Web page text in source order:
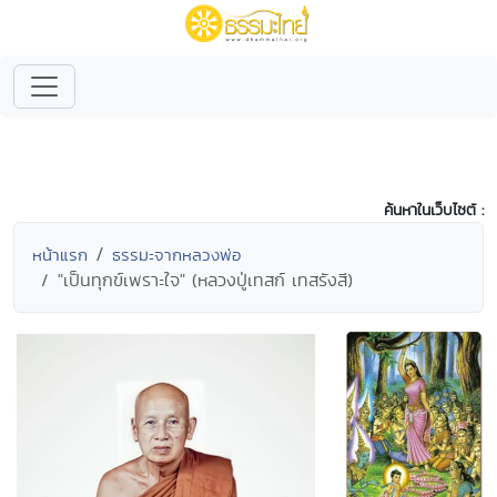
ค้นหาในเว็บไซต์ :
หน้าแรก ธรรมะจากหลวงพ่อ
"เป็นทุกข์เพราะใจ" (หลวงปู่เทสก์ เทสรังสี)